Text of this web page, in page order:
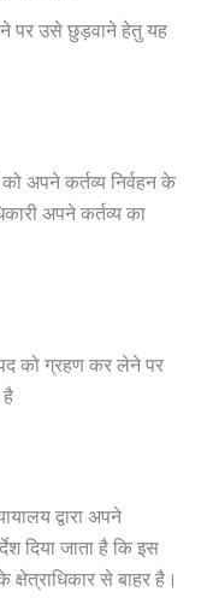
पर उसे छुड़वाने हेतु यह
अपने कर्तव्य निर्वहन के
अपने कर्तव्य का
पद को ग्रहण कर लेने पर
द्वारा अपने
दिया जाता है कि इस
से बाहर है।